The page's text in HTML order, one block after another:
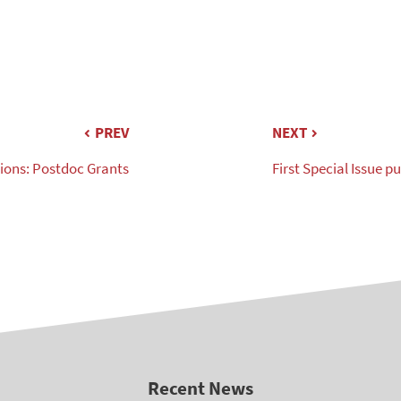
PREV
Postdoc Grants
NEXT
First Special Issue
Recent News